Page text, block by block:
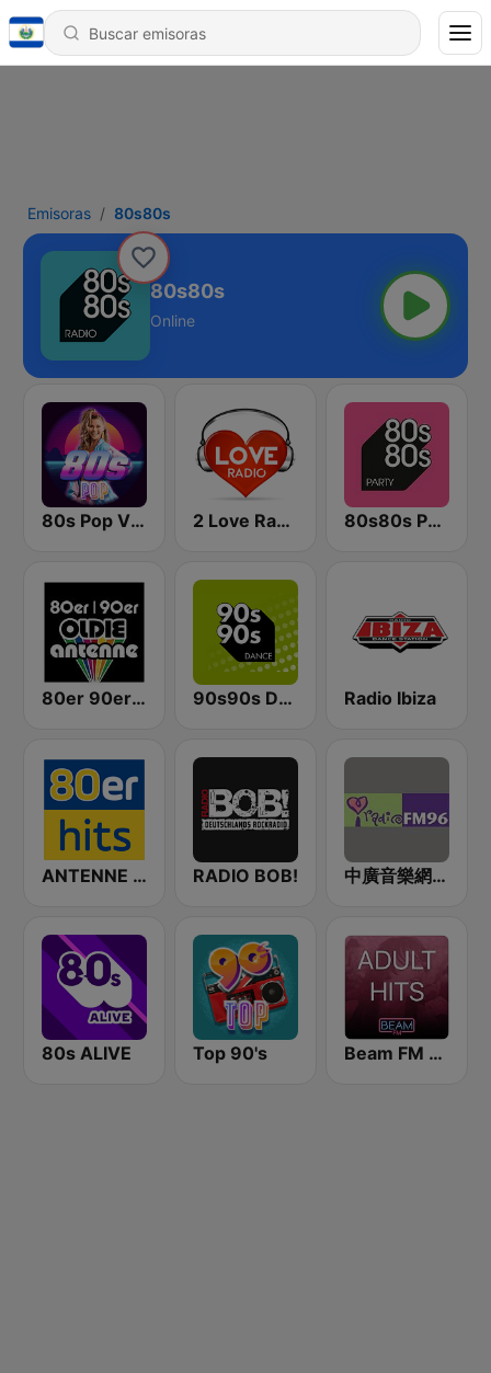
Emisoras 80s80s
80s80s
Online
80s Pop Vibes 2 Love Radio 80s80s Party
80er 90er OLDIE ANTENNE 90s90s Dance Radio Ibiza
ANTENNE BAYERN 80er Hits RADIO BOB! 中廣音樂網 i Radio FM96.3
80s ALIVE Top 90's Beam FM - Adult Hits